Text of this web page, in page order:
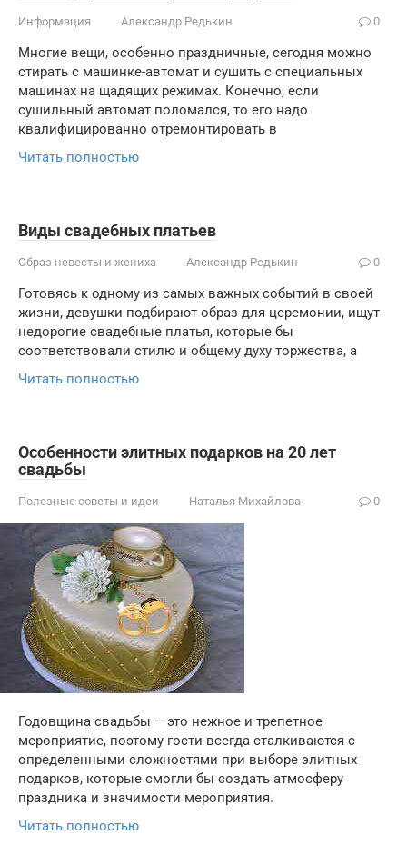
Информация Александр Редькин 0
Многие вещи, особенно праздничные, сегодня можно
стирать с машинке-автомат и сушить с специальных
машинах на щадящих режимах. Конечно, если
сушильный автомат поломался, то его надо
квалифицированно отремонтировать в
Читать полностью
Виды свадебных платьев
Образ невесты и жениха Александр Редькин 0
Готовясь к одному из самых важных событий в своей
жизни, девушки подбирают образ для церемонии, ищут
недорогие свадебные платья, которые бы
соответствовали стилю и общему духу торжества, а
Читать полностью
Особенности элитных подарков на 20 лет
свадьбы
Полезные советы и идеи Наталья Михайлова 0
Годовщина свадьбы – это нежное и трепетное
мероприятие, поэтому гости всегда сталкиваются с
определенными сложностями при выборе элитных
подарков, которые смогли бы создать атмосферу
праздника и значимости мероприятия.
Читать полностью